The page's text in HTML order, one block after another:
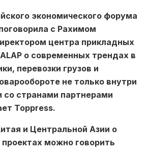
экономического форума
с Рахимом
центра прикладных
о современных трендах в
перевозки грузов и
не только внутри
со странами партнерами
Toppress.
и Центральной Азии о
можно говорить